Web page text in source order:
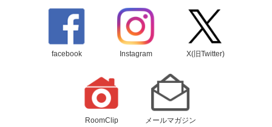
facebook Instagram X(旧Twitter)
RoomClip メールマガジン